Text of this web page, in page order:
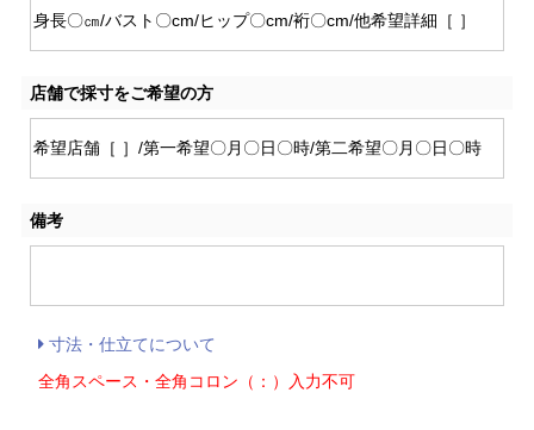
店舗で採寸をご希望の方
備考
寸法・仕立てについて
全角スペース・全角コロン（：）入力不可